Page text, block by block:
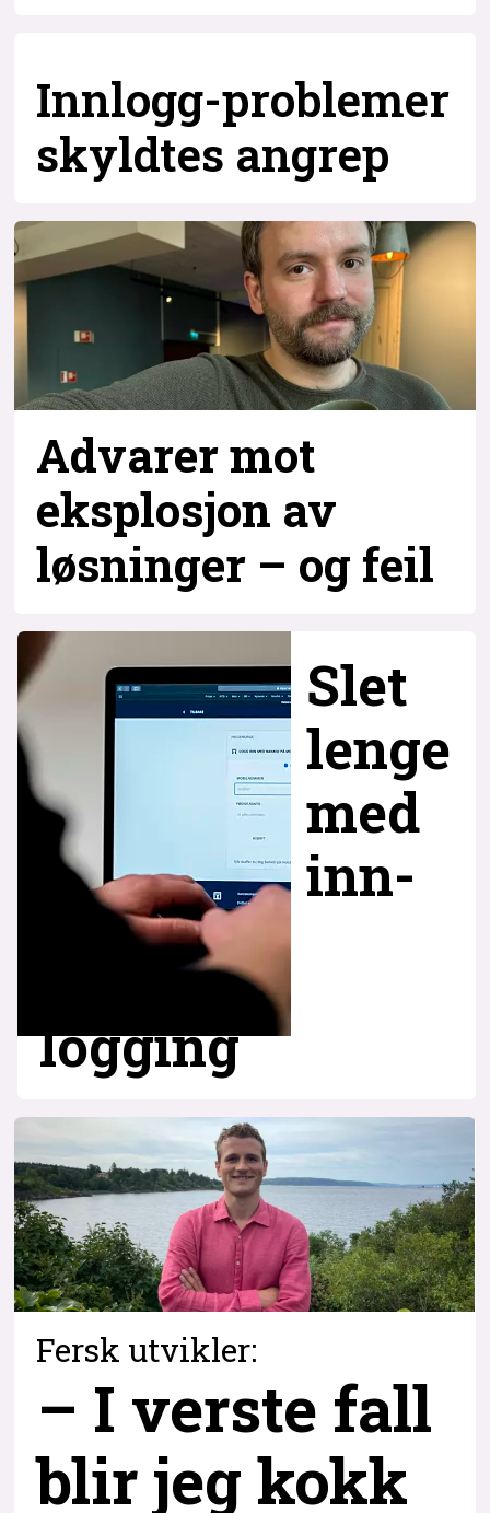
Innlogg-problemer
skyldtes angrep
Advarer mot
eksplosjon av
løsninger – og feil
Slet
lenge
med
inn­
logging
Fersk utvikler:
– I verste fall
blir jeg kokk